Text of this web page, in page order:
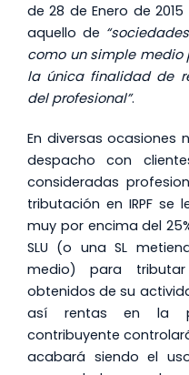
de 28 de Enero de 2015
aquello de
como un simple medio
la única finalidad de
del profesional”.
En diversas ocasiones
despacho con
consideradas
tributación en IRPF
muy por encima del
SLU (o una SL
medio) para
obtenidos de su
así rentas en la
contribuyente
acabará siendo el